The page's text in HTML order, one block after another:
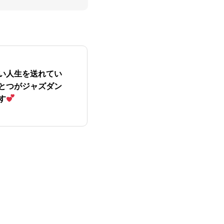
人生を送れてい
つがジャズダン
アクセス